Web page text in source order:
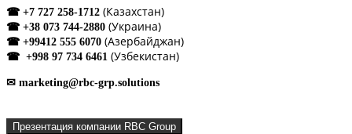
☎ +7 727 258-1712 (Казахстан)
☎ +38 073 744-2880 (Украина)
☎ +99412 555 6070 (Азербайджан)
☎ +998 97 734 6461 (Узбекистан)
✉ marketing@rbc-grp.solutions
Презентация компании RBC Group